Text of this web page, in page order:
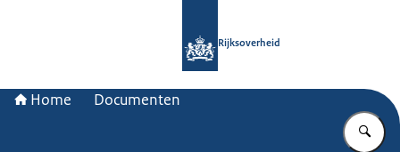
Rijksoverheid
Home Documenten